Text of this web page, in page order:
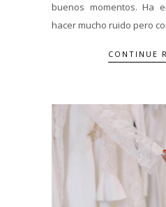
buenos momentos. Ha
hacer mucho ruido pero
CONTINUE